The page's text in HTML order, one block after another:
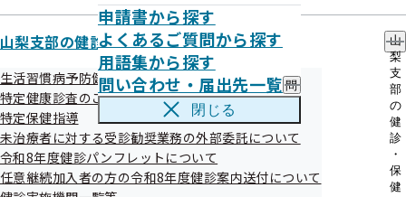
申請書から探す
よくあるご質問から探す
用語集から探す
問い合わせ・届出先一覧 問
い
わ
届
閉じる
山梨支部の健診・保健指導のご案内
山
梨
支
部
の
健
診
・
保
健
生活習慣病予防健診
特定健康診査のご案内（ご家族）
特定保健指導
未治療者に対する受診勧奨業務の外部委託について
令和8年度健診パンフレットについて
任意継続加入者の方の令和8年度健診案内送付について
協会けんぽやまなし（納入告知書
同封リーフレット）
令和08年08月01日